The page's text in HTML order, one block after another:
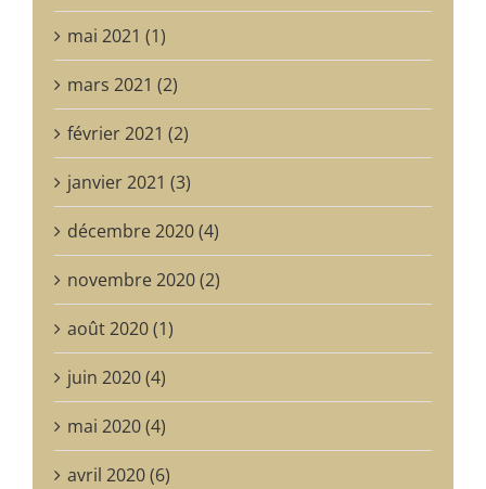
mai 2021 (1)
mars 2021 (2)
février 2021 (2)
janvier 2021 (3)
décembre 2020 (4)
novembre 2020 (2)
août 2020 (1)
juin 2020 (4)
mai 2020 (4)
avril 2020 (6)